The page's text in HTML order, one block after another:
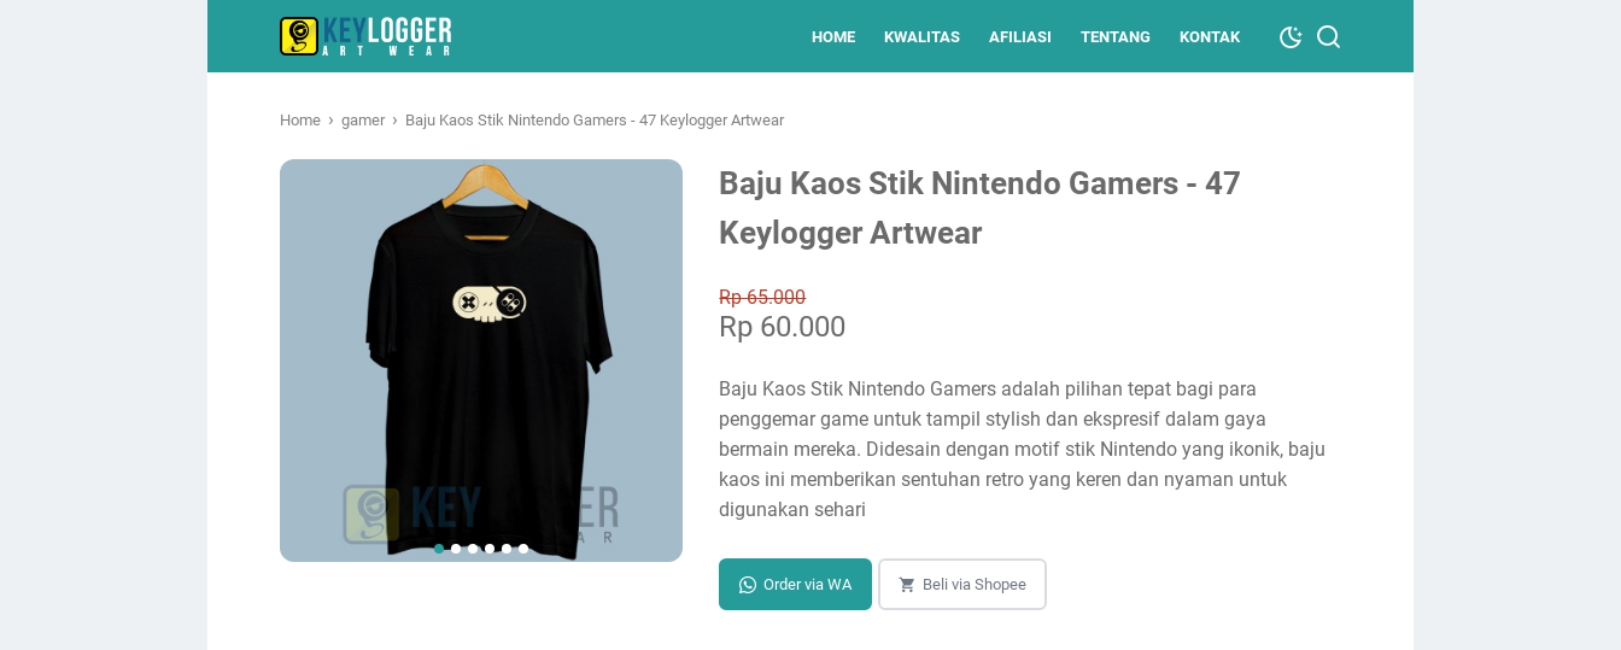
HOME KWALITAS AFILIASI TENTANG KONTAK
Home › gamer › Baju Kaos Stik Nintendo Gamers - 47 Keylogger Artwear
Baju Kaos Stik Nintendo Gamers - 47
Keylogger Artwear
Rp 65.000
Rp 60.000
Baju Kaos Stik Nintendo Gamers adalah pilihan tepat bagi para
penggemar game untuk tampil stylish dan ekspresif dalam gaya
bermain mereka. Didesain dengan motif stik Nintendo yang ikonik, baju
kaos ini memberikan sentuhan retro yang keren dan nyaman untuk
digunakan sehari
Order via WA Beli via Shopee